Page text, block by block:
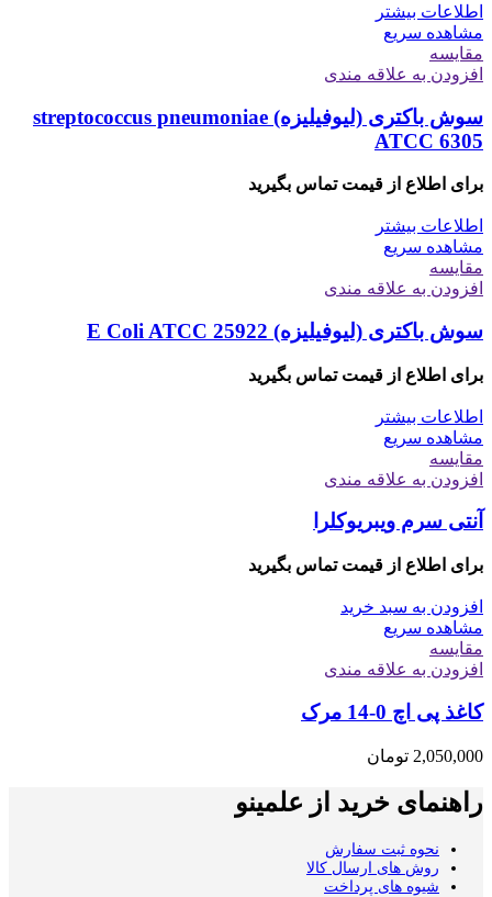
اطلاعات بیشتر
مشاهده سریع
مقایسه
افزودن به علاقه مندی
سوش باکتری (لیوفیلیزه) streptococcus pneumoniae
ATCC 6305
برای اطلاع از قیمت تماس بگیرید
اطلاعات بیشتر
مشاهده سریع
مقایسه
افزودن به علاقه مندی
سوش باکتری (لیوفیلیزه) E Coli ATCC 25922
برای اطلاع از قیمت تماس بگیرید
اطلاعات بیشتر
مشاهده سریع
مقایسه
افزودن به علاقه مندی
آنتی سرم ویبریوکلرا
برای اطلاع از قیمت تماس بگیرید
افزودن به سبد خرید
مشاهده سریع
مقایسه
افزودن به علاقه مندی
کاغذ پی اچ 0-14 مرک
2,050,000 تومان
راهنمای خرید از علمینو
نحوه ثبت سفارش
روش های ارسال کالا
شیوه های پرداخت